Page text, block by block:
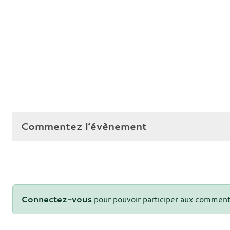
Commentez l’évènement
Connectez-vous pour pouvoir participer aux